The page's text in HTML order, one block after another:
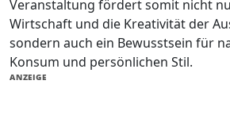
Veranstaltung fördert somit nicht
Wirtschaft und die Kreativität der
sondern auch ein Bewusstsein für
Konsum und persönlichen Stil.
ANZEIGE